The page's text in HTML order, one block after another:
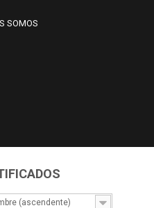
SOMOS
(ascendente)